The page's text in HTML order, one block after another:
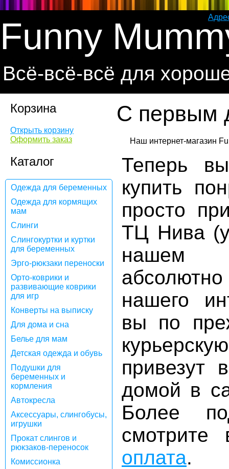
Funny
Всё-всё-всё для
Корзина
Открыть корзину
Оформить заказ
Каталог
Одежда для беременных
Одежда для кормящих
мам
Слинги
Слингокуртки и куртки
для беременных
Эрго-рюкзаки переноски
Орто-коврики и
развивающие коврики
для игр
Конверты на выписку
Для дома и сна
Белье для мам
Детская одежда и обувь
Подушки для
беременных и
кормления
Автокресла
Аксессуары, слингобусы,
игрушки
Прокат слингов и
рюкзаков-переносок
Комиссионка
C
Теперь
купить
просто
ТЦ Нива
нашем
нашего
вы по
привезут
домой в
Более
оплата.